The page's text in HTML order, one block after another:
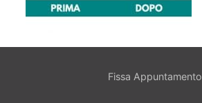
Fissa Appuntamento